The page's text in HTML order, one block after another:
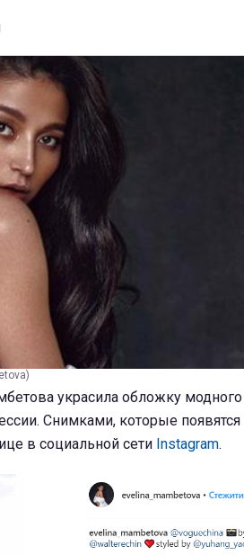
украсила обложку модного
Снимками, которые появятся
в социальной сети Instagram.